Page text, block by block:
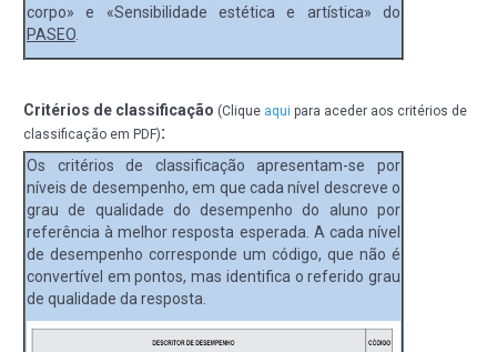
corpo» e «Sensibilidade estética e artística» do
PASEO
Critérios de classificação (Clique aqui para aceder aos critérios de
classificação em PDF):
Os critérios de classificação apresentam-se por
níveis de desempenho, em que cada nível descreve o
grau de qualidade do desempenho do aluno por
referência à melhor resposta esperada. A cada nível
de desempenho corresponde um código, que não é
convertível em pontos, mas identifica o referido grau
de qualidade da resposta.